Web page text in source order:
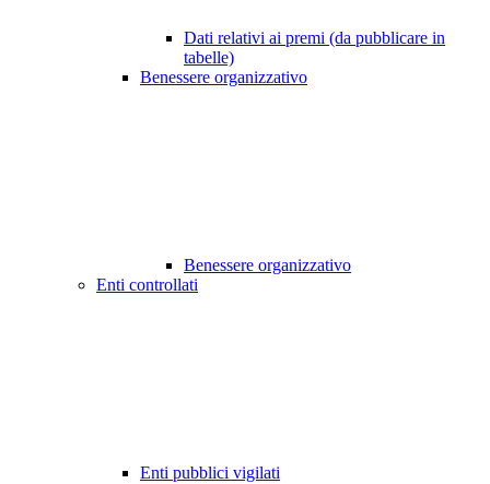
Dati relativi ai premi (da pubblicare in
tabelle)
Benessere organizzativo
Benessere organizzativo
Enti controllati
Enti pubblici vigilati